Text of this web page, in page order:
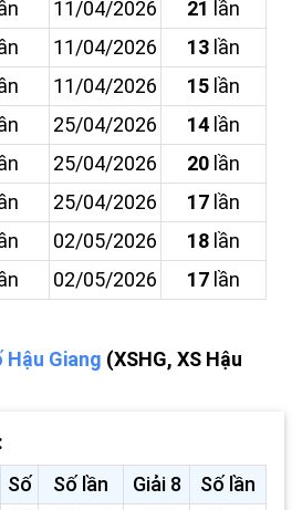
11/04/2026 21 lần
11/04/2026 13 lần
11/04/2026 15 lần
25/04/2026 14 lần
25/04/2026 20 lần
25/04/2026 17 lần
02/05/2026 18 lần
02/05/2026 17 lần
Hậu Giang (XSHG, XS Hậu
Số Số lần Giải 8
Số lần